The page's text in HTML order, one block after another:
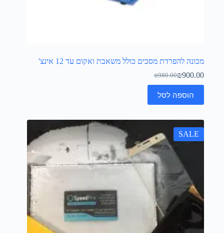
מכונה להפרדת מסכים כולל משאבת ואקום עד 12 אינצ'
₪980.00₪900.00
הוספה לסל
SALE